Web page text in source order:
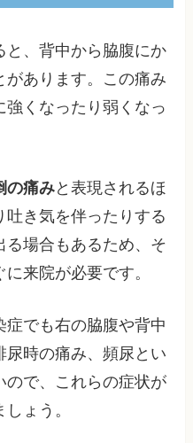
と、背中から脇腹にか
があります。この痛み
くなったり弱くなっ
の痛みと表現されるほ
吐き気を伴ったりする
る場合もあるため、そ
来院が必要です。
でも右の脇腹や背中
尿時の痛み、頻尿とい
ので、これらの症状が
ょう。